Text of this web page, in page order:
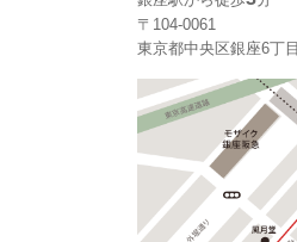
〒104-0061
東京都中央区銀座6丁